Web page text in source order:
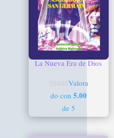
La Nueva Era de Dios
Valora
do con 5.00
de 5